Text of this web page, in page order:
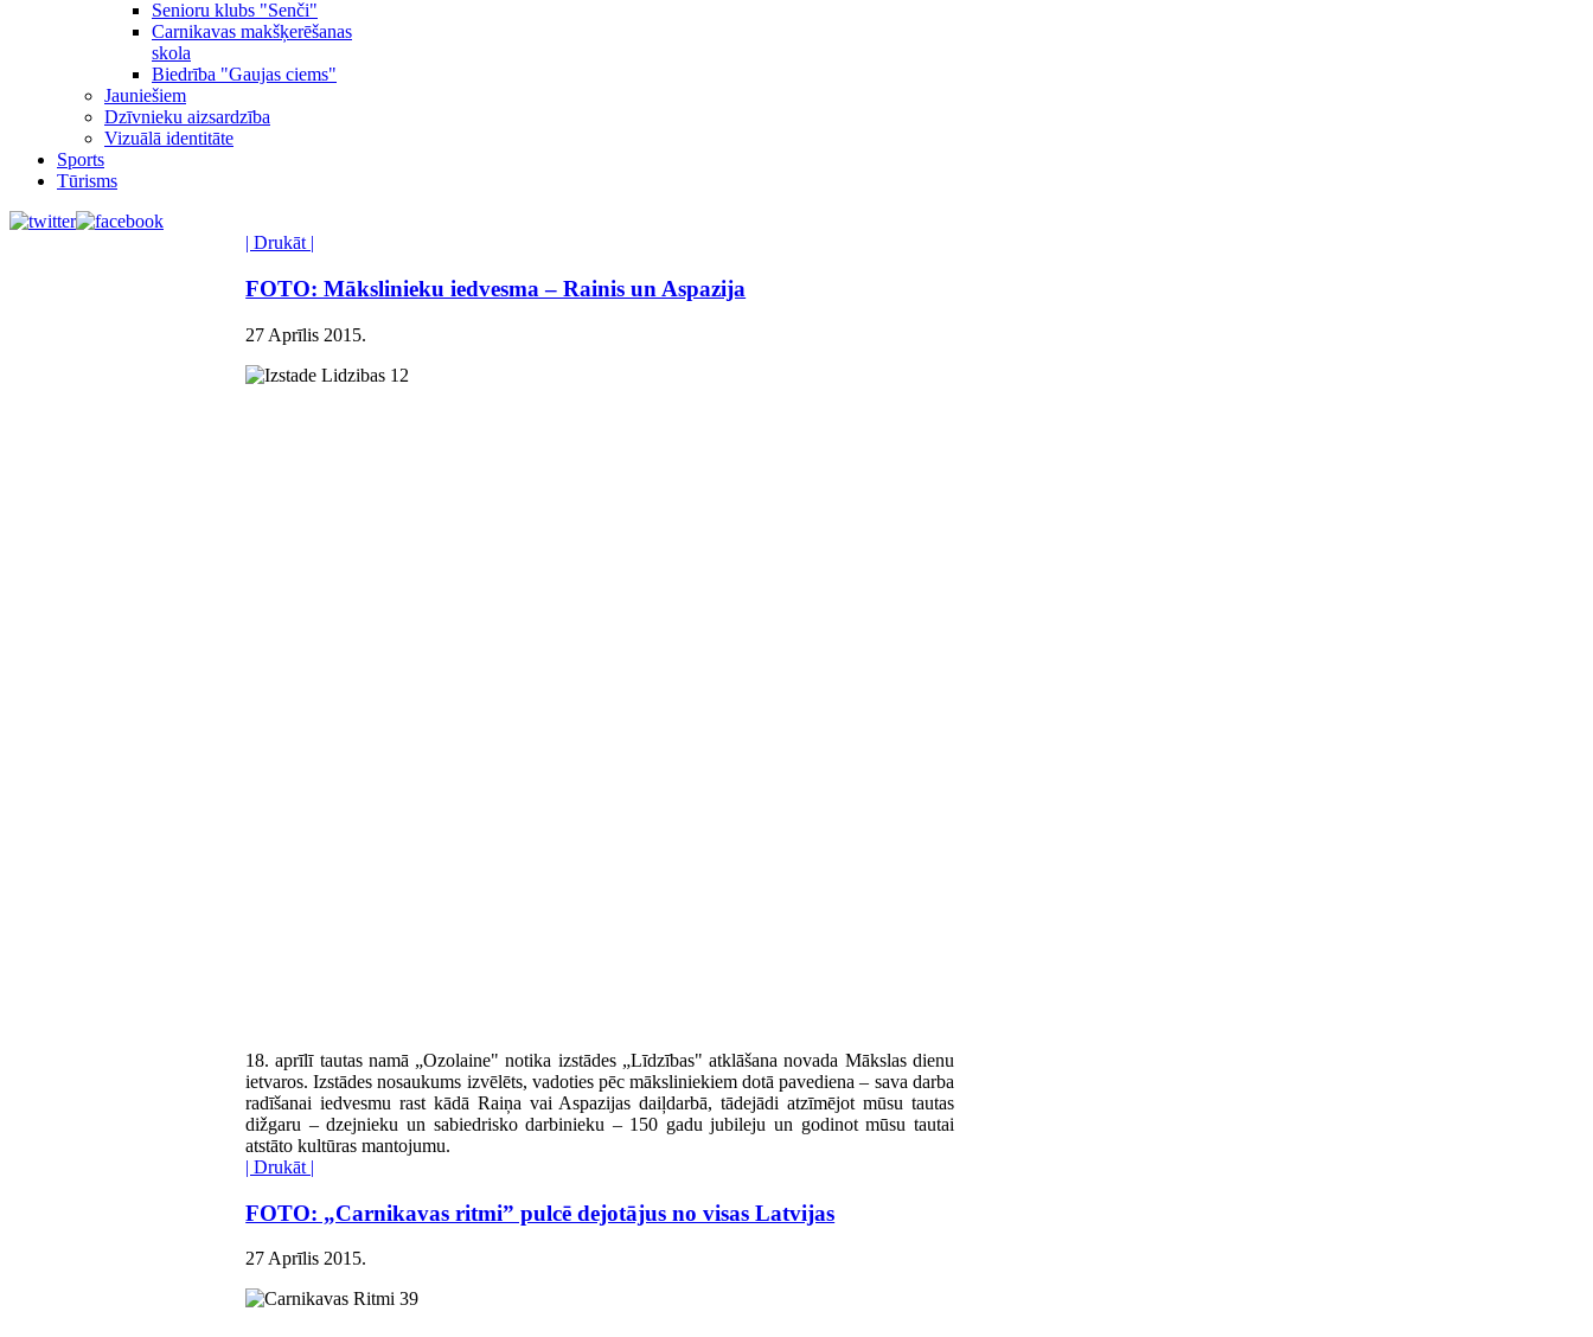
Senioru klubs "Senči"
Carnikavas makšķerēšanas
skola
Biedrība "Gaujas ciems"
Jauniešiem
Dzīvnieku aizsardzība
Vizuālā identitāte
Sports
Tūrisms
| Drukāt |
FOTO: Mākslinieku iedvesma – Rainis un Aspazija
27 Aprīlis 2015.
18. aprīlī tautas namā „Ozolaine" notika izstādes „Līdzības" atklāšana novada Mākslas dienu
ietvaros. Izstādes nosaukums izvēlēts, vadoties pēc māksliniekiem dotā pavediena – sava darba
radīšanai iedvesmu rast kādā Raiņa vai Aspazijas daiļdarbā, tādejādi atzīmējot mūsu tautas
dižgaru – dzejnieku un sabiedrisko darbinieku – 150 gadu jubileju un godinot mūsu tautai
atstāto kultūras mantojumu.
| Drukāt |
FOTO: „Carnikavas ritmi” pulcē dejotājus no visas Latvijas
27 Aprīlis 2015.